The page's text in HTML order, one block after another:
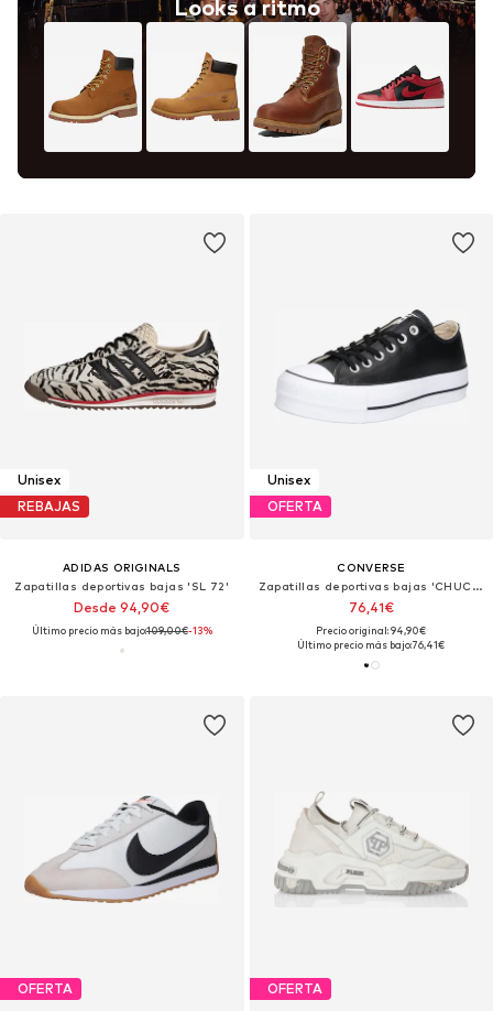
Looks a ritmo
Unisex
REBAJAS
ADIDAS ORIGINALS
Zapatillas deportivas bajas 'SL 72'
Desde 94,90€
Último precio más bajo:109,00€-13%
Unisex
OFERTA
CONVERSE
Zapatillas deportivas bajas 'CHUCK TAYLOR ALL STAR LIFT PLATFORM LEATHER'
76,41€
Precio original: 94,90€
Último precio más bajo:76,41€
OFERTA OFERTA